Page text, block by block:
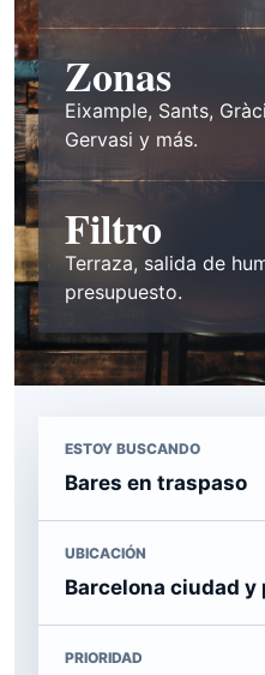
Zonas
Eixample, Sants,
Gervasi y más.
Filtro
Terraza, salida de
presupuesto.
ESTOY BUSCANDO
Bares en traspaso
UBICACIÓN
Barcelona ciudad y
PRIORIDAD